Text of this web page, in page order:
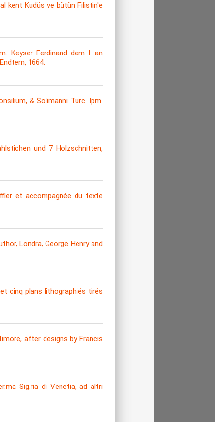
kent Kudüs ve bütün Filistin'e
Keyser Ferdinand dem I. an
1664.
& Solimanni Turc. Ipm.
und 7 Holzschnitten,
et accompagnée du texte
Londra, George Henry and
cinq plans lithographiés tirés
after designs by Francis
Sig.ria di Venetia, ad altri